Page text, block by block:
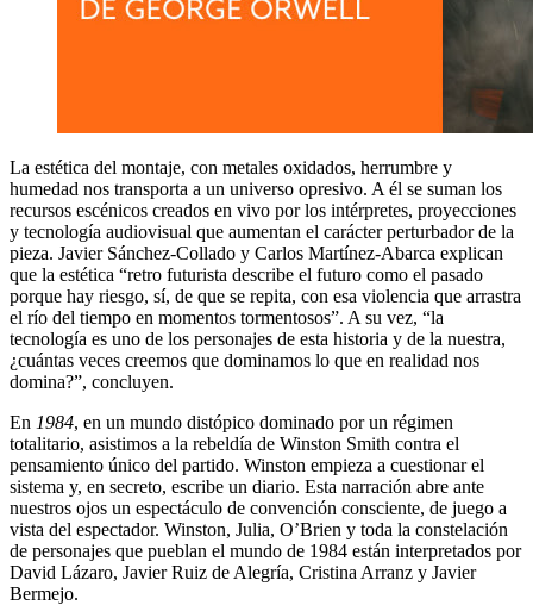
La estética del montaje, con metales oxidados, herrumbre y
humedad nos transporta a un universo opresivo. A él se suman los
recursos escénicos creados en vivo por los intérpretes, proyecciones
y tecnología audiovisual que aumentan el carácter perturbador de la
pieza. Javier Sánchez-Collado y Carlos Martínez-Abarca explican
que la estética “retro futurista describe el futuro como el pasado
porque hay riesgo, sí, de que se repita, con esa violencia que arrastra
el río del tiempo en momentos tormentosos”. A su vez, “la
tecnología es uno de los personajes de esta historia y de la nuestra,
¿cuántas veces creemos que dominamos lo que en realidad nos
domina?”, concluyen.
En 1984, en un mundo distópico dominado por un régimen
totalitario, asistimos a la rebeldía de Winston Smith contra el
pensamiento único del partido. Winston empieza a cuestionar el
sistema y, en secreto, escribe un diario. Esta narración abre ante
nuestros ojos un espectáculo de convención consciente, de juego a
vista del espectador. Winston, Julia, O’Brien y toda la constelación
de personajes que pueblan el mundo de 1984 están interpretados por
David Lázaro, Javier Ruiz de Alegría, Cristina Arranz y Javier
Bermejo.